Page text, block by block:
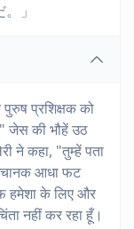
」
प्रशिक्षक को
जेस की भौहें उठ
ने कहा, "तुम्हें पता
आधा फट
हमेशा के लिए और
नहीं कर रहा हूँ।